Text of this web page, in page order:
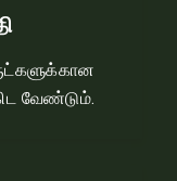
வேண்டும்.